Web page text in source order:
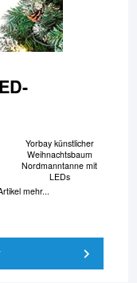
Yorbay künstlicher
Weihnachtsbaum
Nordmanntanne mit
LEDs
mehr...